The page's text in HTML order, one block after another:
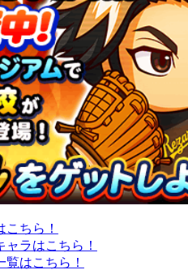
ちら！
ラはこちら！
はこちら！